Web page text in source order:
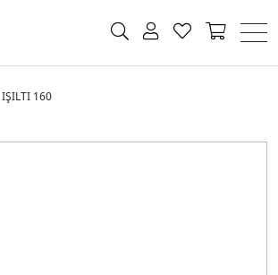
IŞILTI 160